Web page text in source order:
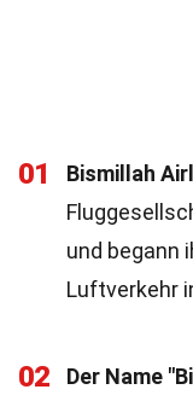
01 Bismillah
und begann
Luftverkehr
02
Der Name